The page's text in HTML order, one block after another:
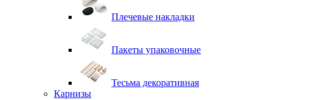
Плечевые накладки
Пакеты упаковочные
Тесьма декоративная
Карнизы